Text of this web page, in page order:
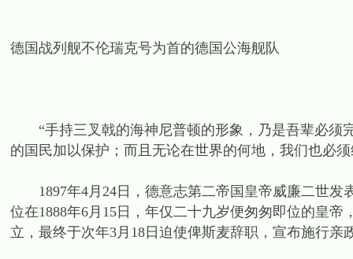
德国战列舰不伦瑞克号为首的德国公海舰队
“手持三叉戟的海神尼普顿的形象，乃是吾辈必须
的国民加以保护；而且无论在世界的何地，我们也必
1897年4月24日，德意志第二帝国皇帝威廉二世发
位在1888年6月15日，年仅二十九岁便匆匆即位的皇
立，最终于次年3月18日迫使俾斯麦辞职，宣布施行亲